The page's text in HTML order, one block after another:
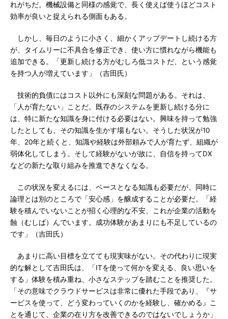
れがちだ。機械設備と同様の感覚で、長く使えば使うほどコスト
効率が良いと捉えられる側面もある。
しかし、毎日のように小さく、細かくアップデートし続ける方
が、タイムリーに不具合を修正でき、使い方に慣れながら機能も
追加できる。「更新し続ける方がむしろ低コストだ、という感覚
を持つ人が増えています」（吉田氏）
技術的負債にはコスト以外にも深刻な問題がある。それは、
「人が育たない」ことだ。既存のシステムを更新し続ける分に
は、特に新たな知識を身に付ける必要はない。興味を持って勉強
したとしても、その知識を生かす場もない。そうした状況が10
年、20年と続くと、知識や経験は外部頼みで人が育たず、組織が
弱体化してしまう。そして経験がないが故に、自信を持ってDX
などの新たな取り組みを推進できなくなる。
この状況を変えるには、ベースとなる知識も必要だが、同時に
論理とは別のところで「安心感」を醸成することが必要だ。「経
験を積んでいないことが招く心理的な不安、これが企業の活動を
蝕（むしば）んでいます。成功体験があまりにも不足しているの
です」（吉田氏）
あまりに高い目標を立てても現実味がない。その代わりに現実
的な解として吉田氏は、「ITを使って何かを変える、良い思いを
する」体験を積み重ね、小さなステップを踏むことを推奨した。
「その意味でクラウドサービスは非常に優れた手段であり、『サ
ービスを使って、どう変わっていくのかを経験し、確かめる』こ
とを通じて、企業の在り方を改善できるのではないでしょうか」